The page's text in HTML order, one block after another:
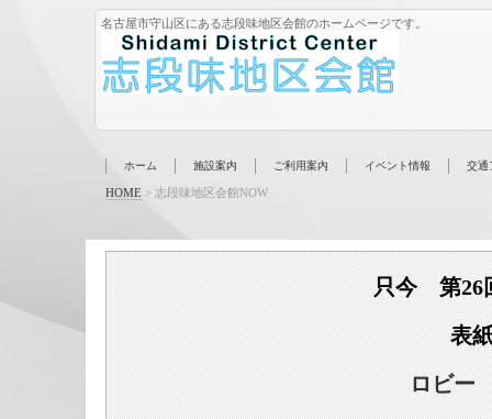
名古屋市守山区にある志段味地区会館のホームページです。
ホーム 施設案内 ご利用案内 イベント情報 交通
HOME> 志段味地区会館NOW
只今 第26
表
ロビー